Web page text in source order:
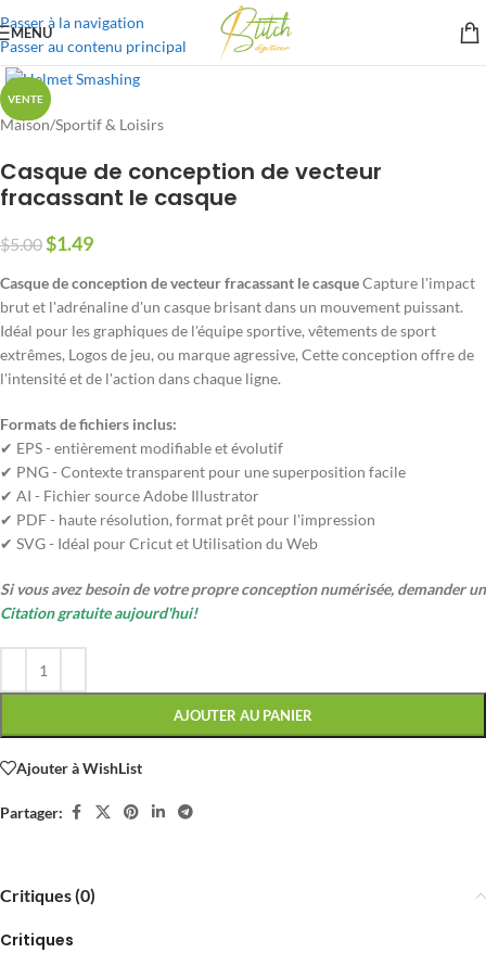
Passer à la navigation
Passer au contenu principal
MENU
VENTE
Maison/Sportif & Loisirs
Casque de conception de vecteur
fracassant le casque
$5.00$1.49
Casque de conception de vecteur fracassant le casqueCapture l'impact
brut et l'adrénaline d'un casque brisant dans un mouvement puissant.
Idéal pour les graphiques de l'équipe sportive, vêtements de sport
extrêmes, Logos de jeu, ou marque agressive, Cette conception offre de
l'intensité et de l'action dans chaque ligne.
Formats de fichiers inclus:
✔ EPS - entièrement modifiable et évolutif
✔ PNG - Contexte transparent pour une superposition facile
✔ AI - Fichier source Adobe Illustrator
✔ PDF - haute résolution, format prêt pour l'impression
✔ SVG - Idéal pour Cricut et Utilisation du Web
Si vous avez besoin de votre propre conception numérisée, demander un
Citation gratuite aujourd'hui!
AJOUTER AU PANIER
Ajouter à WishList
Partager:
Critiques (0)
Critiques